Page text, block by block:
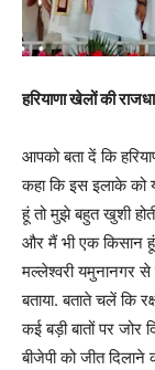
हरियाणा खेलों की
आपको बता दें कि
कहा कि इस इलाके को
हूं तो मुझे बहुत खुशी
और मैं भी एक किसान
मल्लेश्वरी यमुनानगर से
बताया. बताते चलें कि
कई बड़ी बातों पर
बीजेपी को जीत दिलाने